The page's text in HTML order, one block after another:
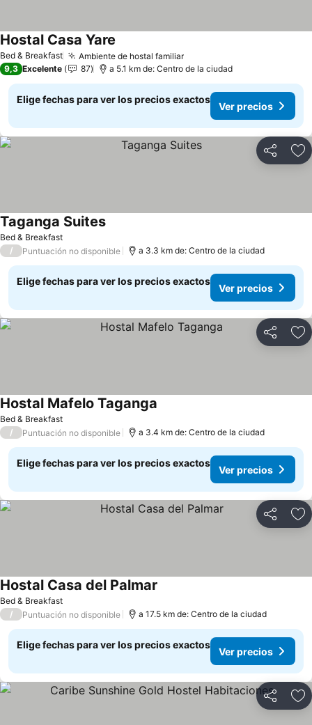
Bed & Breakfast Ambiente de hostal familiar
Hostal Casa Yare
9,3 Excelente 87 a 5.1 km de: Centro de la ciudad
Elige fechas para ver los precios exactos
Ver precios
Compartir
Bed & Breakfast
Taganga Suites
/ Puntuación no disponible a 3.3 km de: Centro de la ciudad
Elige fechas para ver los precios exactos
Ver precios
Compartir
Bed & Breakfast
Hostal Mafelo Taganga
/ Puntuación no disponible a 3.4 km de: Centro de la ciudad
Elige fechas para ver los precios exactos
Ver precios
Compartir
Bed & Breakfast
Hostal Casa del Palmar
/ Puntuación no disponible a 17.5 km de: Centro de la ciudad
Elige fechas para ver los precios exactos
Ver precios
Compartir